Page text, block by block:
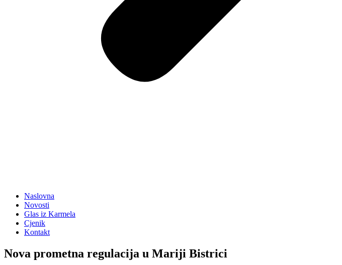
Naslovna
Novosti
Glas iz Karmela
Cjenik
Kontakt
Nova prometna regulacija u Mariji Bistrici